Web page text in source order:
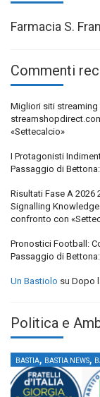
Farmacia S.
Commenti
Migliori siti
«Settecalcio»
I Protagonisti
Passaggio di
Risultati Fase A
Signalling
confronto con
Pronostici Football:
Passaggio di
Un Bastiolo su Dopo
Politica e
BASTIA, BASTIA NEWS,